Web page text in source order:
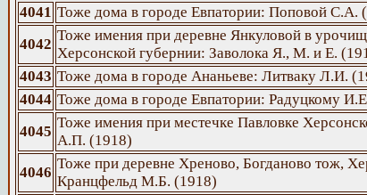
4041 Тоже дома в городе Евпатории: Поповой С.А.
4042
Тоже имения при деревне Янкуловой в
Херсонской губернии: Заволока Я., М. и Е.
4043 Тоже дома в городе Ананьеве: Литваку Л.И.
4044 Тоже дома в городе Евпатории: Радуцкому
4045
Тоже имения при местечке Павловке
А.П. (1918)
4046
Тоже при деревне Хреново, Богданово тож,
Кранцфельд М.Б. (1918)